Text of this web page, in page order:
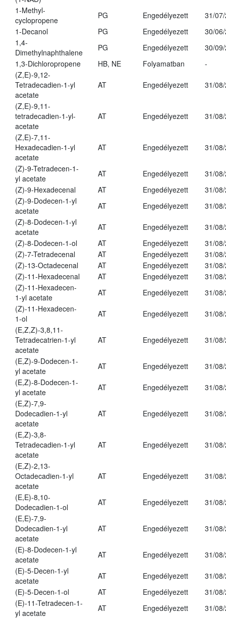
1-Methyl-
cyclopropene
PG Engedélyezett
31/
1-Decanol
PG Engedélyezett
30/
1,4-
Dimethylnaphthalene
PG Engedélyezett
30/
1,3-Dichloropropene
HB, NE Folyamatban
-
(Z,E)-9,12-
Tetradecadien-1-yl
acetate
AT Engedélyezett 31/
(Z,E)-9,11-
tetradecadien-1-yl-
acetate
AT Engedélyezett 31/
(Z,E)-7,11-
Hexadecadien-1-yl
acetate
AT Engedélyezett 31/
(Z)-9-Tetradecen-1-
yl acetate
AT Engedélyezett
31/
(Z)-9-Hexadecenal
AT Engedélyezett
31/
(Z)-9-Dodecen-1-yl
acetate
AT Engedélyezett
31/
(Z)-8-Dodecen-1-yl
acetate
AT Engedélyezett
31/
(Z)-8-Dodecen-1-ol
AT Engedélyezett
31/
(Z)-7-Tetradecenal
AT Engedélyezett
31/
(Z)-13-Octadecenal
AT Engedélyezett
31/
(Z)-11-Hexadecenal
AT Engedélyezett
31/
(Z)-11-Hexadecen-
1-yl acetate
AT Engedélyezett
31/
(Z)-11-Hexadecen-
1-ol
AT Engedélyezett
31/
(E,Z,Z)-3,8,11-
Tetradecatrien-1-yl
acetate
AT Engedélyezett 31/
(E,Z)-9-Dodecen-1-
yl acetate
AT Engedélyezett
31/
(E,Z)-8-Dodecen-1-
yl acetate
AT Engedélyezett
31/
(E,Z)-7,9-
Dodecadien-1-yl
acetate
AT Engedélyezett 31/
(E,Z)-3,8-
Tetradecadien-1-yl
acetate
AT Engedélyezett 31/
(E,Z)-2,13-
Octadecadien-1-yl
acetate
AT Engedélyezett 31/
(E,E)-8,10-
Dodecadien-1-ol
AT Engedélyezett
31/
(E,E)-7,9-
Dodecadien-1-yl
acetate
AT Engedélyezett 31/
(E)-8-Dodecen-1-yl
acetate
AT Engedélyezett
31/
(E)-5-Decen-1-yl
acetate
AT Engedélyezett
31/
(E)-5-Decen-1-ol
AT Engedélyezett
31/
(E)-11-Tetradecen-1-
yl acetate
AT Engedélyezett 31/